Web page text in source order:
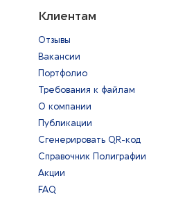
Клиентам
Отзывы
Вакансии
Портфолио
Требования к файлам
О компании
Публикации
Сгенерировать QR-код
Справочник Полиграфии
Акции
FAQ